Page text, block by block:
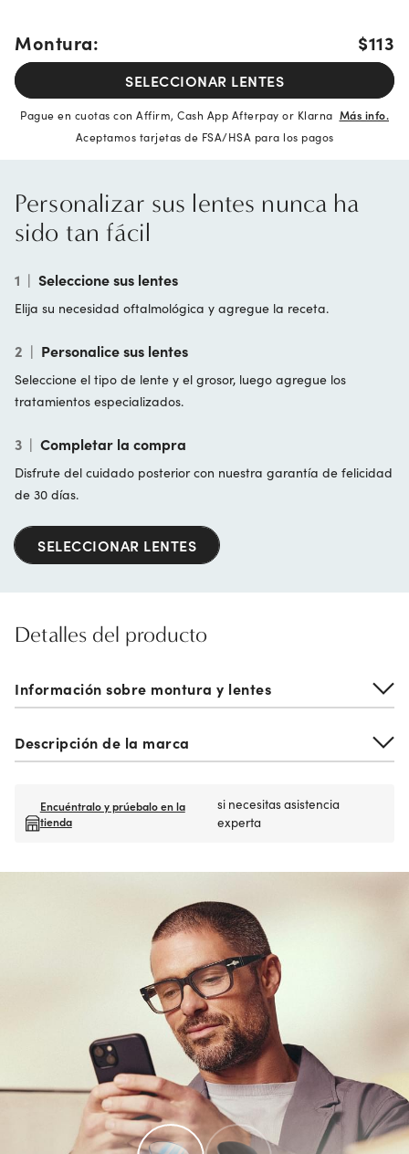
Montura: $113
SELECCIONAR LENTES
Pague en cuotas con Affirm, Cash App Afterpay or Klarna Más info.
Aceptamos tarjetas de FSA/HSA para los pagos
Personalizar sus lentes nunca ha
sido tan fácil
1 | Seleccione sus lentes
Elija su necesidad oftalmológica y agregue la receta.
2 | Personalice sus lentes
Seleccione el tipo de lente y el grosor, luego agregue los
tratamientos especializados.
3 | Completar la compra
Disfrute del cuidado posterior con nuestra garantía de felicidad
de 30 días.
SELECCIONAR LENTES
Detalles del producto
Información sobre montura y lentes
Descripción de la marca
Encuéntralo y prúebalo en la
tienda
si necesitas asistencia
experta